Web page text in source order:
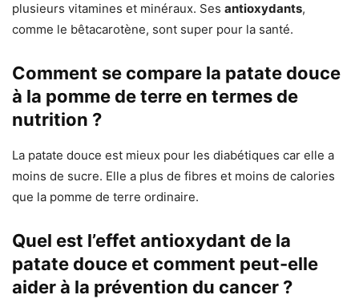
plusieurs vitamines et minéraux. Ses antioxydants,
comme le bêtacarotène, sont super pour la santé.
Comment se compare la patate douce
à la pomme de terre en termes de
nutrition ?
La patate douce est mieux pour les diabétiques car elle a
moins de sucre. Elle a plus de fibres et moins de calories
que la pomme de terre ordinaire.
Quel est l’effet antioxydant de la
patate douce et comment peut-elle
aider à la prévention du cancer ?